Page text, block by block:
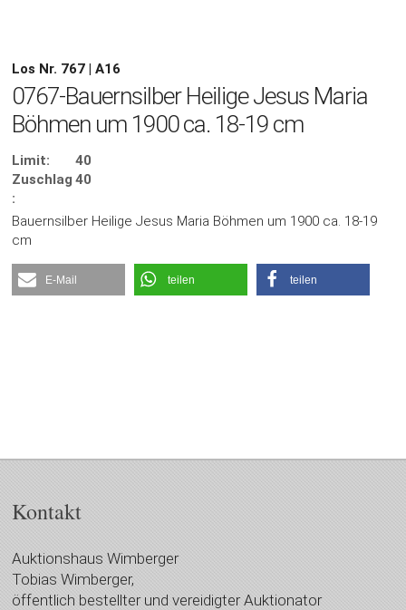
Los Nr. 767 | A16
0767-Bauernsilber Heilige Jesus Maria
Böhmen um 1900 ca. 18-19 cm
Limit:
40
Zuschlag
:
40
Bauernsilber Heilige Jesus Maria Böhmen um 1900 ca. 18-19
cm
E-Mail teilen teilen
Kontakt
Auktionshaus Wimberger
Tobias Wimberger,
öffentlich bestellter und vereidigter Auktionator